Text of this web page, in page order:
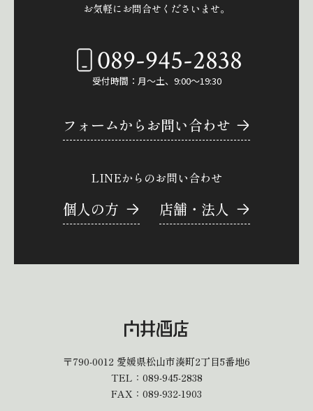
お気軽にお問合せくださいませ。
089-945-2838
受付時間：月～土、9:00～19:30
フォームからお問い合わせ
LINEからのお問い合わせ
個人の方 店舗・法人
〒790-0012 愛媛県松山市湊町2丁目5番地6
TEL： 089-945-2838
FAX：089-932-1903